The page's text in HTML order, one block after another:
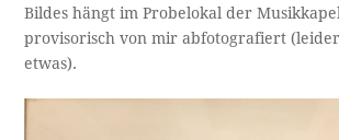
Bildes hängt im Probelokal der
provisorisch von mir abfotografiert (leider
etwas).